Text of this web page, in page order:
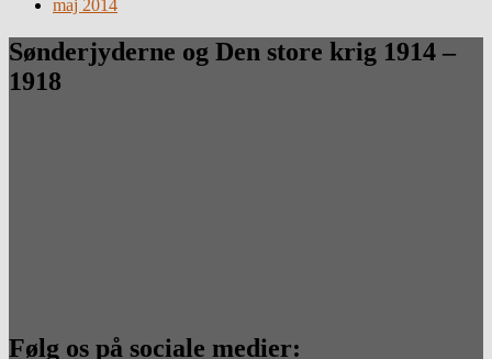
maj 2014
Sønderjyderne og Den store krig 1914 –
1918
Følg os på sociale medier: